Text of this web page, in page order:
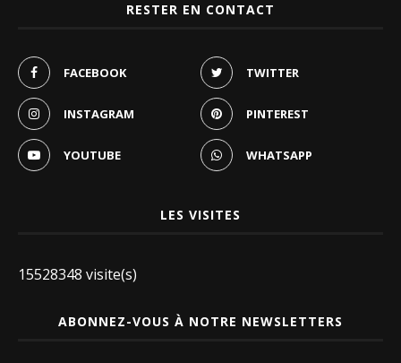
RESTER EN CONTACT
FACEBOOK TWITTER
INSTAGRAM PINTEREST
YOUTUBE WHATSAPP
LES VISITES
15528348 visite(s)
ABONNEZ-VOUS À NOTRE NEWSLETTERS